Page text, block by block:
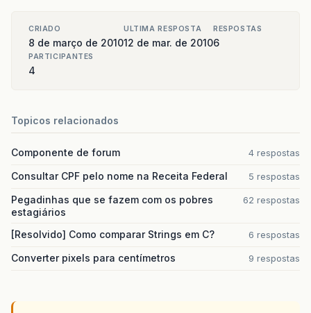
CRIADO
8 de março de 2010
ULTIMA RESPOSTA
12 de mar. de 2010
RESPOSTAS
6
PARTICIPANTES
4
Topicos relacionados
Componente de forum 4 respostas
Consultar CPF pelo nome na Receita Federal 5 respostas
Pegadinhas que se fazem com os pobres
estagiários
62 respostas
[Resolvido] Como comparar Strings em C? 6 respostas
Converter pixels para centímetros 9 respostas